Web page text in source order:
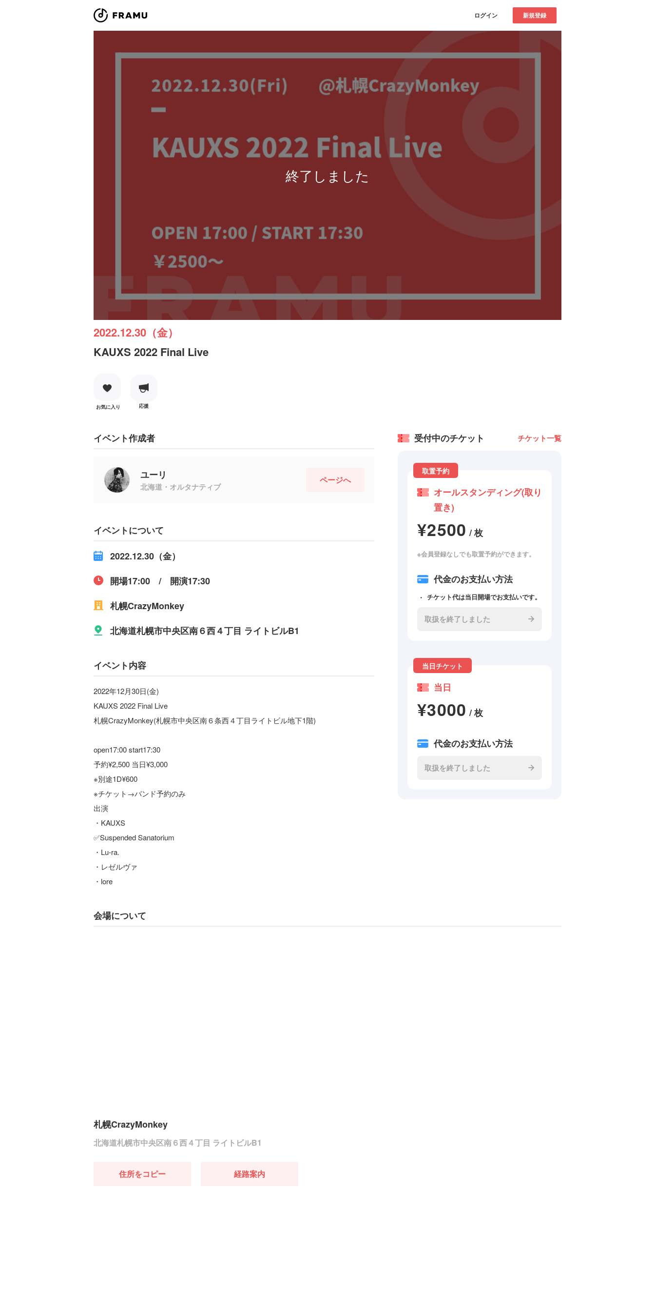
ログイン 新規登録
終了しました
2022.12.30（金）
KAUXS 2022 Final Live
お気に入り 応援
イベント作成者
ユーリ
北海道・オルタナティブ
ページへ
イベントについて
2022.12.30（金）
開場17:00 / 開演17:30
札幌CrazyMonkey
北海道札幌市中央区南６西４丁目 ライトビルB1
イベント内容
2022年12月30日(金)
KAUXS 2022 Final Live
札幌CrazyMonkey(札幌市中央区南６条西４丁目ライトビル地下1階)
open17:00 start17:30
予約¥2,500 当日¥3,000
※別途1D¥600
※チケット→バンド予約のみ
出演
・KAUXS
✅Suspended Sanatorium
・Lu-ra.
・レゼルヴァ
・lore
受付中のチケット チケット一覧
取置予約
オールスタンディング(取り
置き)
¥2500 / 枚
※会員登録なしでも取置予約ができます。
代金のお支払い方法
チケット代は当日開場でお支払いです。
取扱を終了しました
当日チケット
当日
¥3000 / 枚
代金のお支払い方法
取扱を終了しました
会場について
札幌CrazyMonkey
北海道札幌市中央区南６西４丁目 ライトビルB1
住所をコピー 経路案内